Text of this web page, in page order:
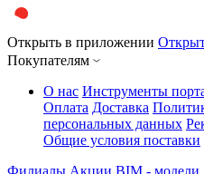
Открыть в приложении
Покупателям
О нас Инструменты
Оплата Доставка
персональных данных
Общие условия поставки
Филиалы Акции BIM - модели